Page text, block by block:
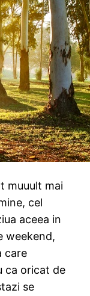
muuult mai
cel
aceea in
weekend,
care
ca oricat de
se